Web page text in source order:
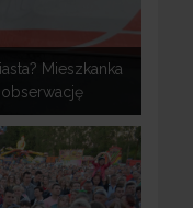
Mieszkanka
obserwację